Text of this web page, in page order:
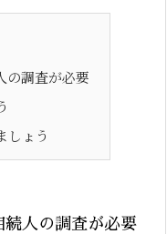
の調査が必要
しょう
続人の調査が必要